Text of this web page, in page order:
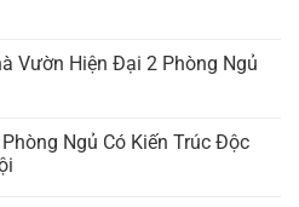
Vườn Hiện Đại 2 Phòng Ngủ
Ngủ Có Kiến Trúc Độc